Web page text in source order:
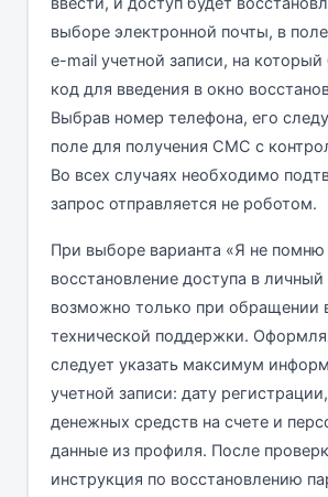
выборе электронной почты, в
e-mail учетной записи, на который
код для введения в окно
Выбрав номер телефона, его
поле для получения СМС с
Во всех случаях необходимо
запрос отправляется не роботом.
При выборе варианта «Я не помню
восстановление доступа в личный
возможно только при обращении
технической поддержки.
следует указать максимум
учетной записи: дату
денежных средств на счете и
данные из профиля. После
инструкция по восстановлению